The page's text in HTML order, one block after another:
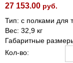
27 153.00 руб.
Тип: с полками для
Вес: 32,9 кг
Габаритные
Кол-во: